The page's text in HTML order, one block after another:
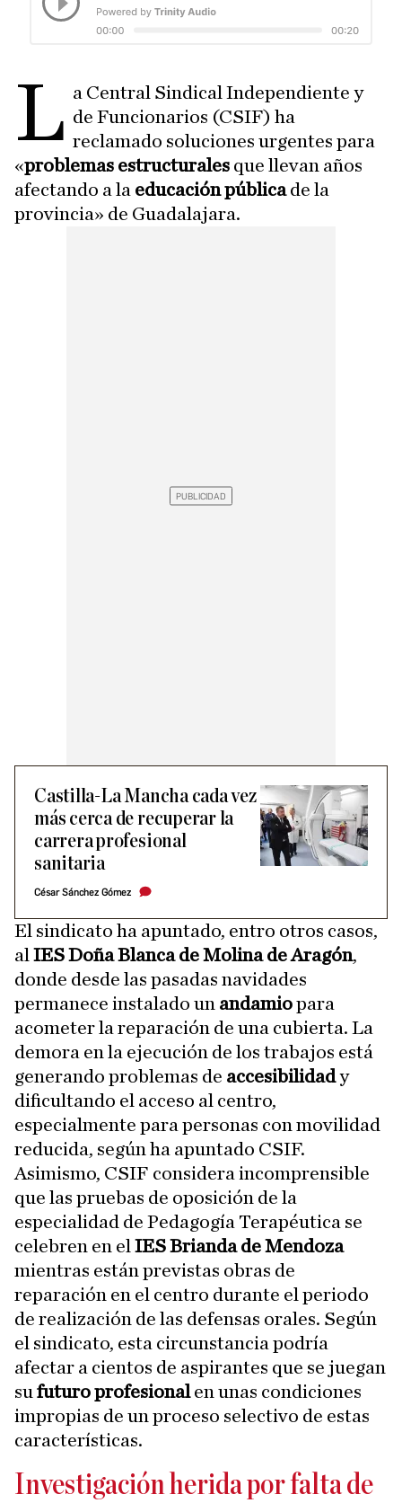
L a Central Sindical Independiente y
de Funcionarios (CSIF) ha
reclamado soluciones urgentes para
«problemas estructurales que llevan años
afectando a la educación públicade la
provincia» de Guadalajara.
Castilla-La Mancha cada vez
más cerca de recuperar la
carrera profesional
sanitaria
César Sánchez Gómez
El sindicato ha apuntado, entro otros casos,
al IES Doña Blanca de Molina de Aragón,
donde desde las pasadas navidades
permanece instalado un andamiopara
acometer la reparación de una cubierta. La
demora en la ejecución de los trabajos está
generando problemas de accesibilidady
dificultando el acceso al centro,
especialmente para personas con movilidad
reducida, según ha apuntado CSIF.
Asimismo, CSIF considera incomprensible
que las pruebas de oposición de la
especialidad de Pedagogía Terapéutica se
celebren en el IES Brianda de Mendoza
mientras están previstas obras de
reparación en el centro durante el periodo
de realización de las defensas orales. Según
el sindicato, esta circunstancia podría
afectar a cientos de aspirantes que se juegan
su futuro profesionalen unas condiciones
impropias de un proceso selectivo de estas
características.
Investigación herida por falta de